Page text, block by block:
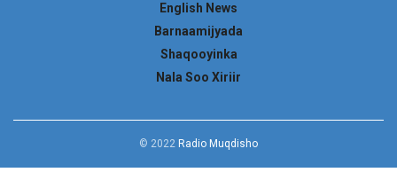
English News
Barnaamijyada
Shaqooyinka
Nala Soo Xiriir
© 2022 Radio Muqdisho